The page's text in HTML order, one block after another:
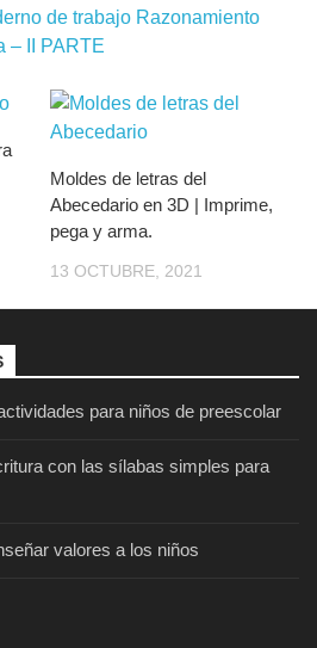
de trabajo Razonamiento
– II PARTE
Moldes de letras del
Abecedario en 3D | Imprime,
pega y arma.
13 OCTUBRE, 2021
para niños de preescolar
con las sílabas simples para
valores a los niños